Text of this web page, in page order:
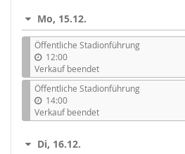
auswählen
Mo, 15.12.
Öffentliche Stadionführung
12:00
Verkauf beendet
Öffentliche Stadionführung
14:00
Verkauf beendet
Di, 16.12.